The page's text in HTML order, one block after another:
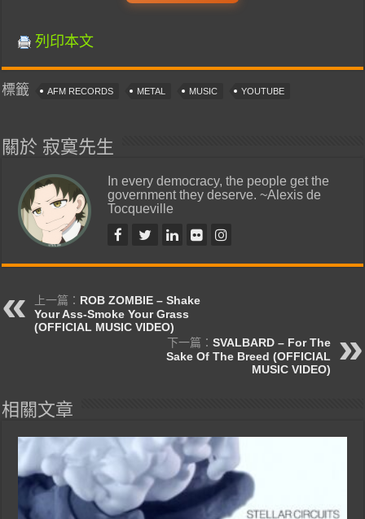
列印本文
標籤 AFM RECORDS METAL MUSIC YOUTUBE
關於 寂寞先生
In every democracy, the people get the
government they deserve. ~Alexis de
Tocqueville
上一篇： ROB ZOMBIE – Shake
Your Ass-Smoke Your Grass
(OFFICIAL MUSIC VIDEO)
下一篇： SVALBARD – For The
Sake Of The Breed (OFFICIAL
MUSIC VIDEO)
相關文章